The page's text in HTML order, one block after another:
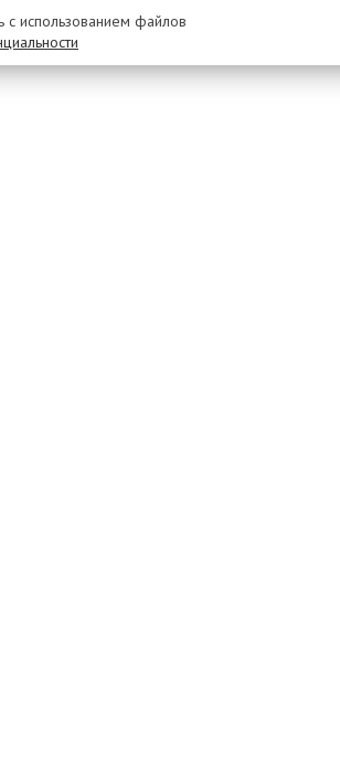
с использованием файлов